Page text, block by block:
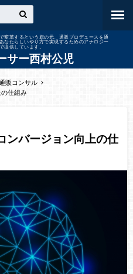
変革するという旗の元、通販プロデュースを通
なたらしいやり方で実現するためのアナロジー
提供しています。
サー西村公児
販コンサル
仕組み
ンバージョン向上の仕